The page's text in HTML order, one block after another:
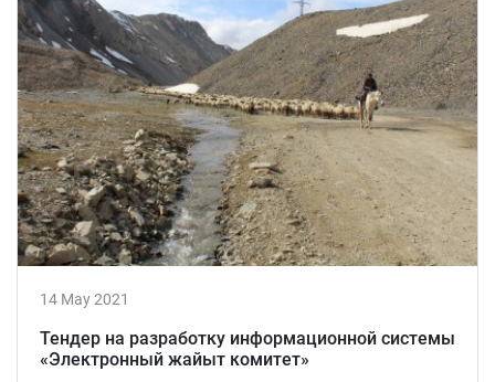
14 May 2021
Тендер на разработку информационной системы
«Электронный жайыт комитет»